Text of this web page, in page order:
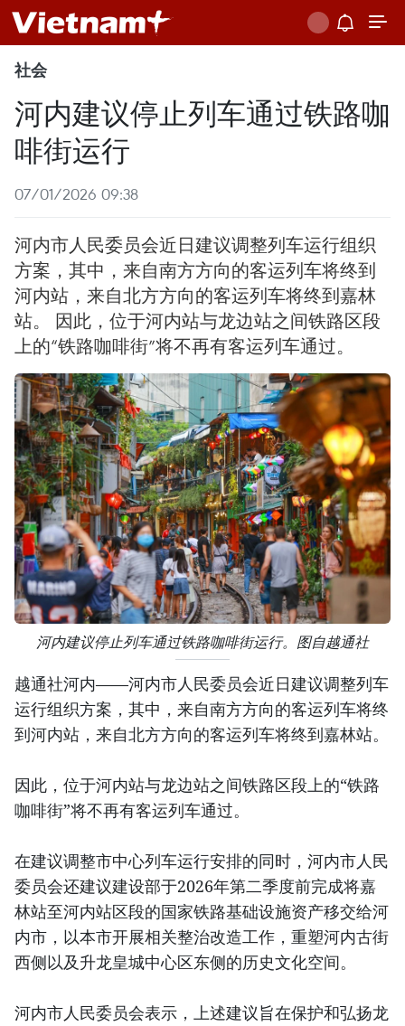
社会
河内建议停止列车通过铁路咖
啡街运行
07/01/2026 09:38
河内市人民委员会近日建议调整列车运行组织
方案，其中，来自南方方向的客运列车将终到
河内站，来自北方方向的客运列车将终到嘉林
站。 因此，位于河内站与龙边站之间铁路区段
上的“铁路咖啡街”将不再有客运列车通过。
河内建议停止列车通过铁路咖啡街运行。图自越通社
越通社河内——河内市人民委员会近日建议调整列车
运行组织方案，其中，来自南方方向的客运列车将终
到河内站，来自北方方向的客运列车将终到嘉林站。
因此，位于河内站与龙边站之间铁路区段上的“铁路
咖啡街”将不再有客运列车通过。
在建议调整市中心列车运行安排的同时，河内市人民
委员会还建议建设部于2026年第二季度前完成将嘉
林站至河内站区段的国家铁路基础设施资产移交给河
内市，以本市开展相关整治改造工作，重塑河内古街
西侧以及升龙皇城中心区东侧的历史文化空间。
河内市人民委员会表示，上述建议旨在保护和弘扬龙